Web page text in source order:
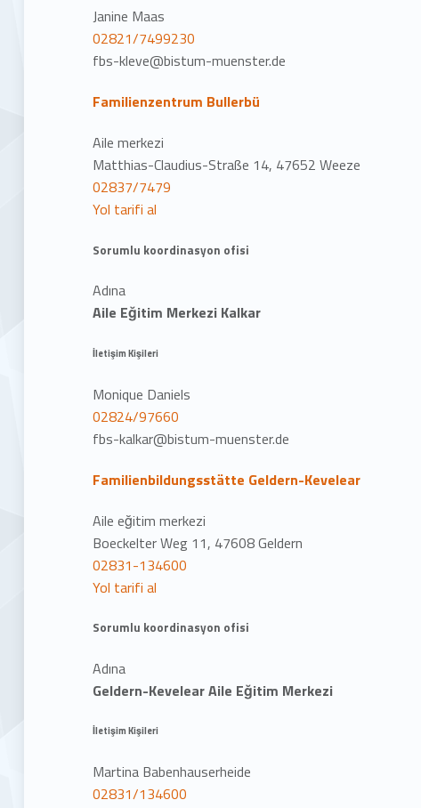
Janine Maas
02821/7499230
fbs-kleve@bistum-muenster.de
Familienzentrum Bullerbü
Aile merkezi
Matthias-Claudius-Straße 14, 47652 Weeze
02837/7479
Yol tarifi al
Sorumlu koordinasyon ofisi
Adına
Aile Eğitim Merkezi Kalkar
İletişim Kişileri
Monique Daniels
02824/97660
fbs-kalkar@bistum-muenster.de
Familienbildungsstätte Geldern-Kevelear
Aile eğitim merkezi
Boeckelter Weg 11, 47608 Geldern
02831-134600
Yol tarifi al
Sorumlu koordinasyon ofisi
Adına
Geldern-Kevelear Aile Eğitim Merkezi
İletişim Kişileri
Martina Babenhauserheide
02831/134600